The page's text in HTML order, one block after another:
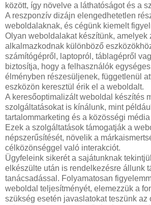
között, így növelve a láthatóságot és a
A reszponzív dizájn elengedhetetlen
weboldalaknak, és cégünk kiemelt
Olyan weboldalakat készítünk, amelyek
alkalmazkodnak különböző
számítógépről, laptopról, táblagépről
biztosítja, hogy a felhasználók
élményben részesüljenek, függetlenül
eszközön keresztül érik el a weboldalt.
A keresőoptimalizált weboldal készítés
szolgáltatásokat is kínálunk, mint
tartalommarketing és a közösségi
Ezek a szolgáltatások támogatják a
népszerűsítését, növelik a
célközönséggel való interakciót.
Ügyfeleink sikerét a sajátunknak
elkészülte után is rendelkezésre állunk
tanácsadással. Folyamatosan
weboldal teljesítményét, elemezzük a
szükség esetén javaslatokat teszünk az